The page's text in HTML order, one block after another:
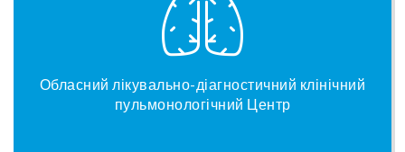
Обласний лікувально-діагностичний клінічний
пульмонологічний Центр